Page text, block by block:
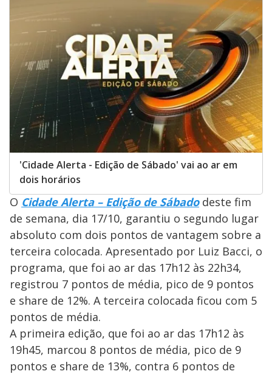
'Cidade Alerta - Edição de Sábado' vai ao ar em
dois horários
O Cidade Alerta – Edição de Sábadodeste fim
de semana, dia 17/10, garantiu o segundo lugar
absoluto com dois pontos de vantagem sobre a
terceira colocada. Apresentado por Luiz Bacci, o
programa, que foi ao ar das 17h12 às 22h34,
registrou 7 pontos de média, pico de 9 pontos
e share de 12%. A terceira colocada ficou com 5
pontos de média.
A primeira edição, que foi ao ar das 17h12 às
19h45, marcou 8 pontos de média, pico de 9
pontos e share de 13%, contra 6 pontos de